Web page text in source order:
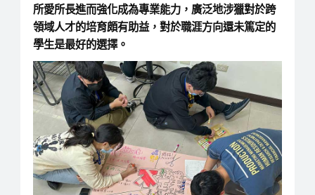
所愛所長進而強化成為專業能力，廣泛地涉獵對於跨
領域人才的培育頗有助益，對於職涯方向還未篤定的
學生是最好的選擇。